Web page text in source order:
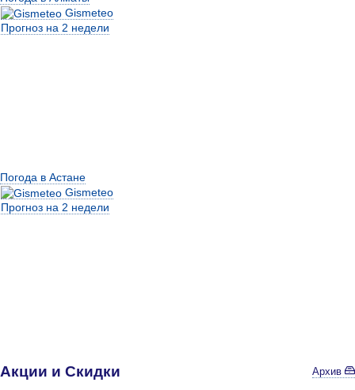
Gismeteo
Прогноз на 2 недели
Погода в Астане
Gismeteo
Прогноз на 2 недели
Акции и Скидки Архив